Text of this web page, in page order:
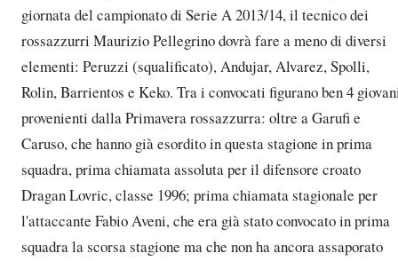
giornata del campionato di Serie A 2013/14, il tecnico dei
rossazzurri Maurizio Pellegrino dovrà fare a meno di diversi
elementi: Peruzzi (squalificato), Andujar, Alvarez, Spolli,
Rolin, Barrientos e Keko. Tra i convocati figurano ben 4
provenienti dalla Primavera rossazzurra: oltre a Garufi e
Caruso, che hanno già esordito in questa stagione in prima
squadra, prima chiamata assoluta per il difensore croato
Dragan Lovric, classe 1996; prima chiamata stagionale per
l'attaccante Fabio Aveni, che era già stato convocato in prima
squadra la scorsa stagione ma che non ha ancora assaporato